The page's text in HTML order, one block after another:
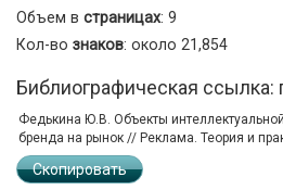
Объем в страницах: 9
Кол-во знаков: около 21,854
Библиографическая ссылка:
Скопировать